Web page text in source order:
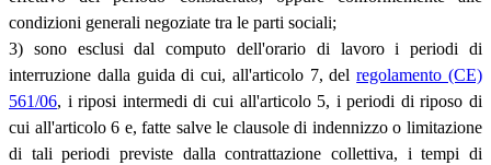
condizioni generali negoziate tra le parti sociali;
3) sono esclusi dal computo dell'orario di lavoro i periodi di
interruzione dalla guida di cui, all'articolo 7, delregolamento (CE)
561/06, i riposi intermedi di cui all'articolo 5, i periodi di riposo di
cui all'articolo 6 e, fatte salve le clausole di indennizzo o limitazione
di tali periodi previste dalla contrattazione collettiva, i tempi di